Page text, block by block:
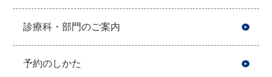
診療科・部門のご案内
予約のしかた